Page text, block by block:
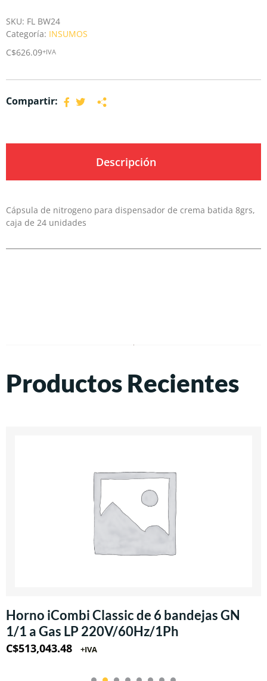
SKU: FL BW24
Categoría: INSUMOS
C$626.09+IVA
Compartir:
Descripción
Cápsula de nitrogeno para dispensador de crema batida 8grs,
caja de 24 unidades
Productos Recientes
Horno iCombi Classic de 6 bandejas GN
1/1 a Gas LP 220V/60Hz/1Ph
C$513,043.48 +IVA